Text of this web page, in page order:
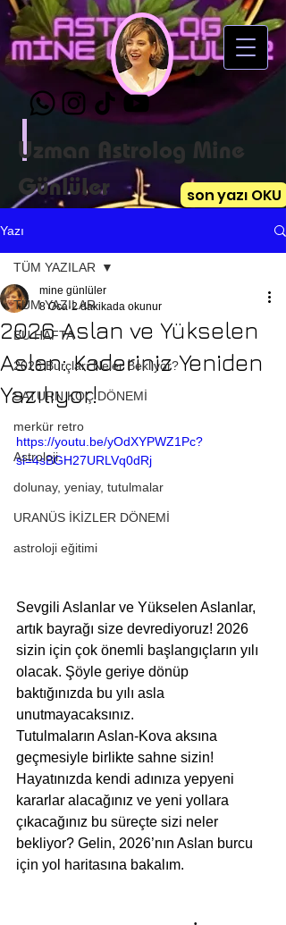
Uzman Astrolog Mine
Günlüler
son yazı OKU
Yazı
TÜM YAZILAR
BU HAFTA
2026 Burçları Neler Bekliyor?
SATURN KOÇ DÖNEMİ
merkür retro
Astroloji
dolunay, yeniay, tutulmalar
URANÜS İKİZLER DÖNEMİ
astroloji eğitimi
TÜM YAZILAR
2026 Aslan ve Yükselen
Aslan: Kaderiniz Yeniden
Yazılıyor!
mine günlüler
8 Oca 2 dakikada okunur
https://youtu.be/yOdXYPWZ1Pc?
si=4sBGH27URLVq0dRj
Sevgili Aslanlar ve Yükselen Aslanlar,
artık bayrağı size devrediyoruz! 2026
sizin için çok önemli başlangıçların yılı
olacak. Şöyle geriye dönüp
baktığınızda bu yılı asla
unutmayacaksınız.
Tutulmaların Aslan-Kova aksına
geçmesiyle birlikte sahne sizin!
Hayatınızda kendi adınıza yepyeni
kararlar alacağınız ve yeni yollara
çıkacağınız bu süreçte sizi neler
bekliyor? Gelin, 2026’nın Aslan burcu
için yol haritasına bakalım.